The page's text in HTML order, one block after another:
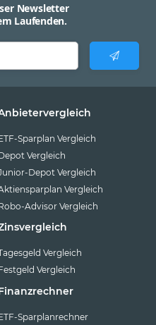
Newsletter
Laufenden.
Sparplan Vergleich
Vergleich
Depot Vergleich
Vergleich
Advisor Vergleich
Vergleich
Vergleich
Sparplanrechner